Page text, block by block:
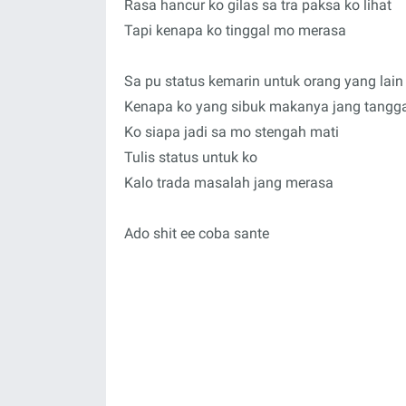
Rasa hancur ko gilas sa tra paksa ko lihat
Tapi kenapa ko tinggal mo merasa
Sa pu status kemarin untuk orang yang lain
Kenapa ko yang sibuk makanya jang
Ko siapa jadi sa mo stengah mati
Tulis status untuk ko
Kalo trada masalah jang merasa
Ado shit ee coba sante